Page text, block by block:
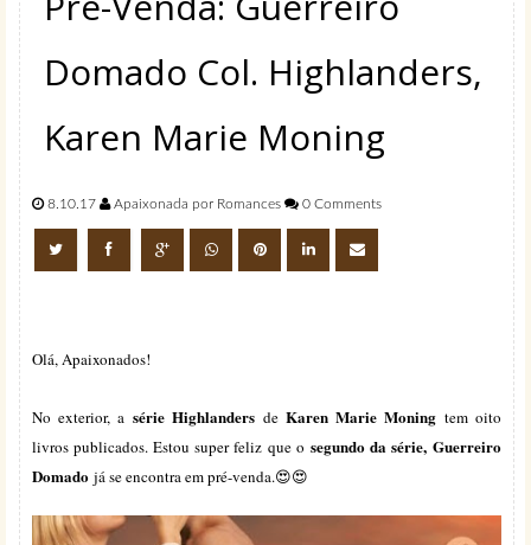
Domado Col. Highlanders,
Karen Marie Moning
8.10.17 Apaixonada por Romances 0 Comments
Olá, Apaixonados!
No exterior, a série HighlandersdeKaren Marie Moningtem oito
livros publicados. Estou super feliz que o segundo da série,Guerreiro
Domado já se encontra em pré-venda.😍😍